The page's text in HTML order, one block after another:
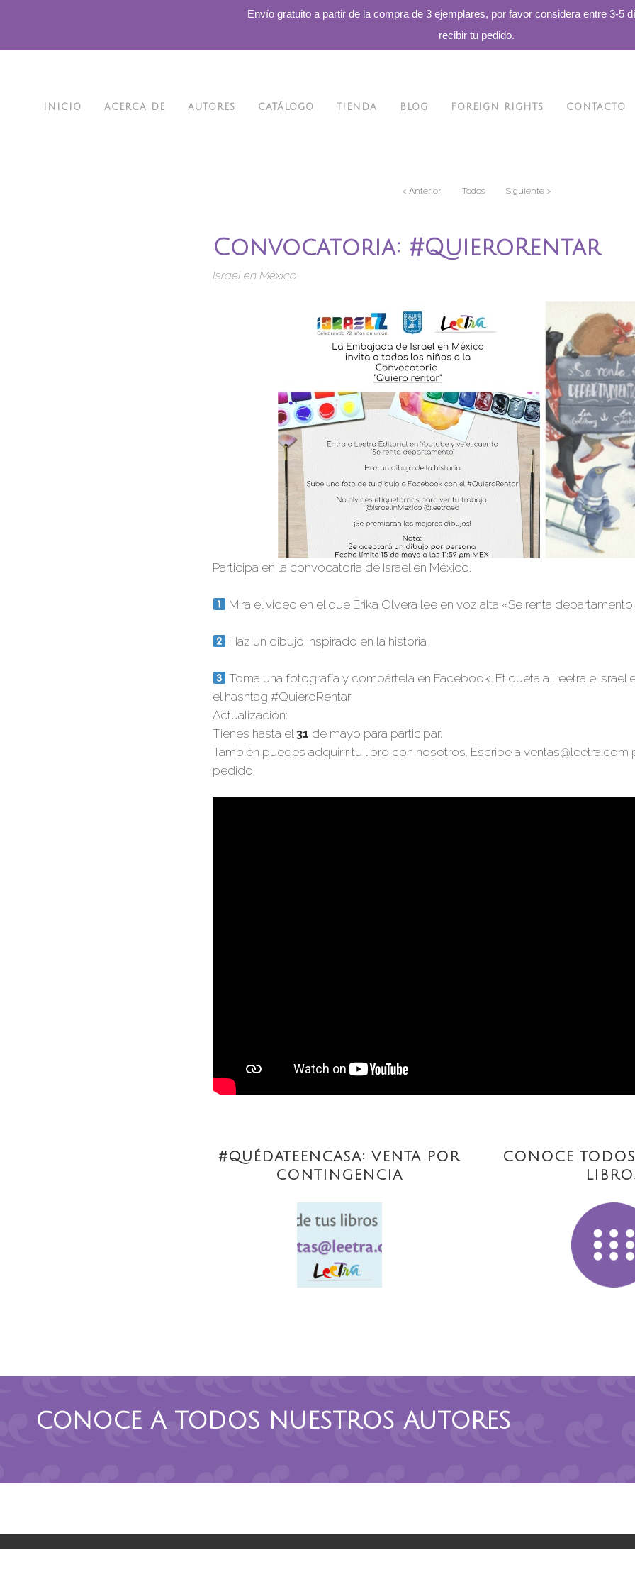
Envío gratuito a partir de la compra de 3 ejemplares, por favor considera entre 3-5
recibir tu pedido.
INICIO ACERCA DE AUTORES CATÁLOGO TIENDA BLOG FOREIGN RIGHTS CONTACTO
< Anterior Todos Siguiente >
Convocatoria: #QuieroRentar
Israel en México
Participa en la convocatoria de Israel en México.
Mira el video en el que Erika Olvera lee en voz alta «Se renta
Haz un dibujo inspirado en la historia
Toma una fotografía y compártela en Facebook. Etiqueta a Leetra e Israel
el hashtag #QuieroRentar
Actualización:
Tienes hasta el 31 de mayo para participar.
También puedes adquirir tu libro con nosotros. Escribe a ventas@leetra.com
pedido.
#QUÉDATEENCASA: VENTA POR
CONTINGENCIA
CONOCE
CONOCE A TODOS NUESTROS AUTORES